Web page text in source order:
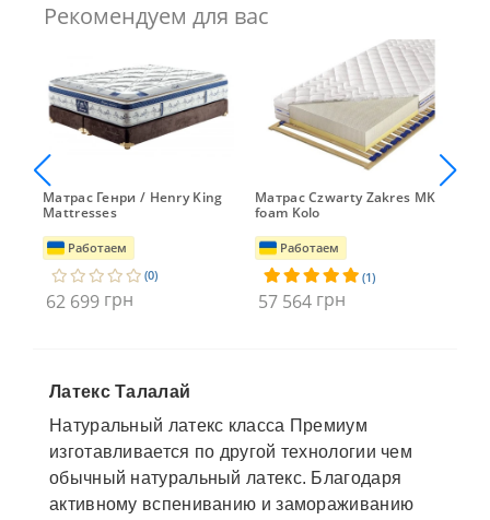
Рекомендуем для вас
Матрас Генри / Henry King
Mattresses
Работаем
(0)
62 699 грн
Матрас Czwarty Zakres MK
foam Kolo
Работаем
(1)
57 564 грн
Латекс Талалай
Натуральный латекс класса Премиум
изготавливается по другой технологии чем
обычный натуральный латекс. Благодаря
активному вспениванию и замораживанию